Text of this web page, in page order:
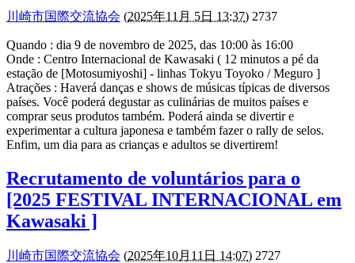
川崎市国際交流協会 (2025年11月 5日 13:37) 2737
Quando : dia 9 de novembro de 2025, das 10:00 às 16:00
Onde : Centro Internacional de Kawasaki ( 12 minutos a pé da
estação de [Motosumiyoshi] - linhas Tokyu Toyoko / Meguro ]
Atrações : Haverá danças e shows de músicas típicas de diversos
países. Você poderá degustar as culinárias de muitos países e
comprar seus produtos também. Poderá ainda se divertir e
experimentar a cultura japonesa e também fazer o rally de selos.
Enfim, um dia para as crianças e adultos se divertirem!
Recrutamento de voluntários para o
[2025 FESTIVAL INTERNACIONAL em
Kawasaki ]
川崎市国際交流協会 (2025年10月11日 14:07) 2727